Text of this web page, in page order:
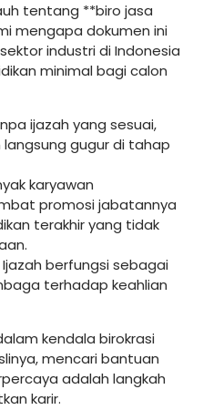
tentang **biro jasa
mengapa dokumen ini
industri di Indonesia
minimal bagi calon
ijazah yang sesuai,
gugur di tahap
karyawan
promosi jabatannya
terakhir yang tidak
berfungsi sebagai
terhadap keahlian
kendala birokrasi
mencari bantuan
adalah langkah
karir.